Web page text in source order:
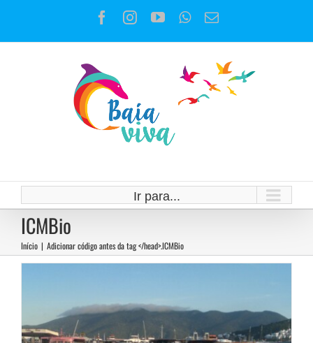
o
Facebook
Instagram
YouTubeWhatsApp
E-
Ir para...
ICMBio
Início | Adicionar código antes da tag </head>.ICMBio
Arraial do Cabo e o turismo de
Verão